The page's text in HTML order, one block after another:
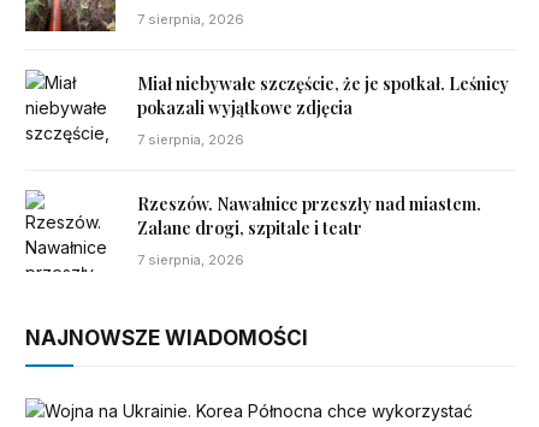
7 sierpnia, 2026
Miał niebywałe szczęście, że je spotkał. Leśnicy
pokazali wyjątkowe zdjęcia
7 sierpnia, 2026
Rzeszów. Nawałnice przeszły nad miastem.
Zalane drogi, szpitale i teatr
7 sierpnia, 2026
NAJNOWSZE WIADOMOŚCI